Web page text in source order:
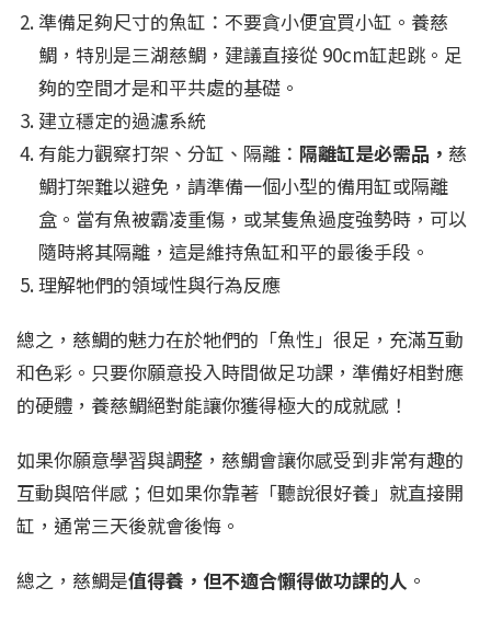
準備足夠尺寸的魚缸：不要貪小便宜買小缸。養慈
鯛，特別是三湖慈鯛，建議直接從 90cm缸起跳。足
夠的空間才是和平共處的基礎。
建立穩定的過濾系統
有能力觀察打架、分缸、隔離： 隔離缸是必需品， 慈
鯛打架難以避免，請準備一個小型的備用缸或隔離
盒。當有魚被霸凌重傷，或某隻魚過度強勢時，可以
隨時將其隔離，這是維持魚缸和平的最後手段。
理解牠們的領域性與行為反應
總之，慈鯛的魅力在於牠們的「魚性」很足，充滿互動
和色彩。只要你願意投入時間做足功課，準備好相對應
的硬體，養慈鯛絕對能讓你獲得極大的成就感！
如果你願意學習與調整，慈鯛會讓你感受到非常有趣的
互動與陪伴感；但如果你靠著「聽說很好養」就直接開
缸，通常三天後就會後悔。
總之，慈鯛是值得養，但不適合懶得做功課的人 。